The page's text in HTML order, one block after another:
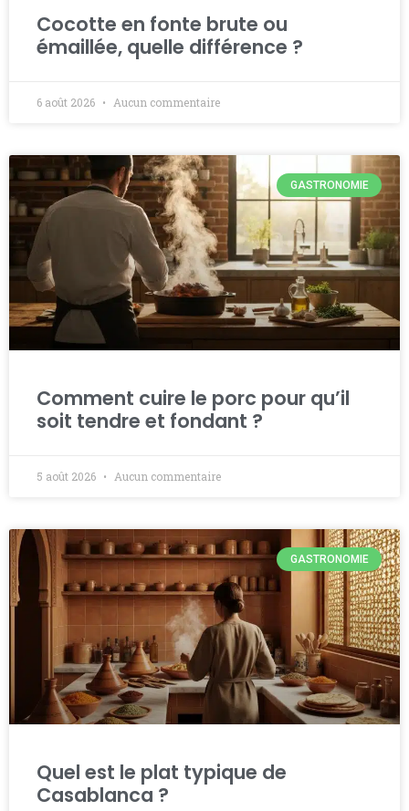
Cocotte en fonte brute ou
émaillée, quelle différence ?
6 août 2026 Aucun commentaire
GASTRONOMIE
Comment cuire le porc pour qu’il
soit tendre et fondant ?
5 août 2026 Aucun commentaire
GASTRONOMIE
Quel est le plat typique de
Casablanca ?